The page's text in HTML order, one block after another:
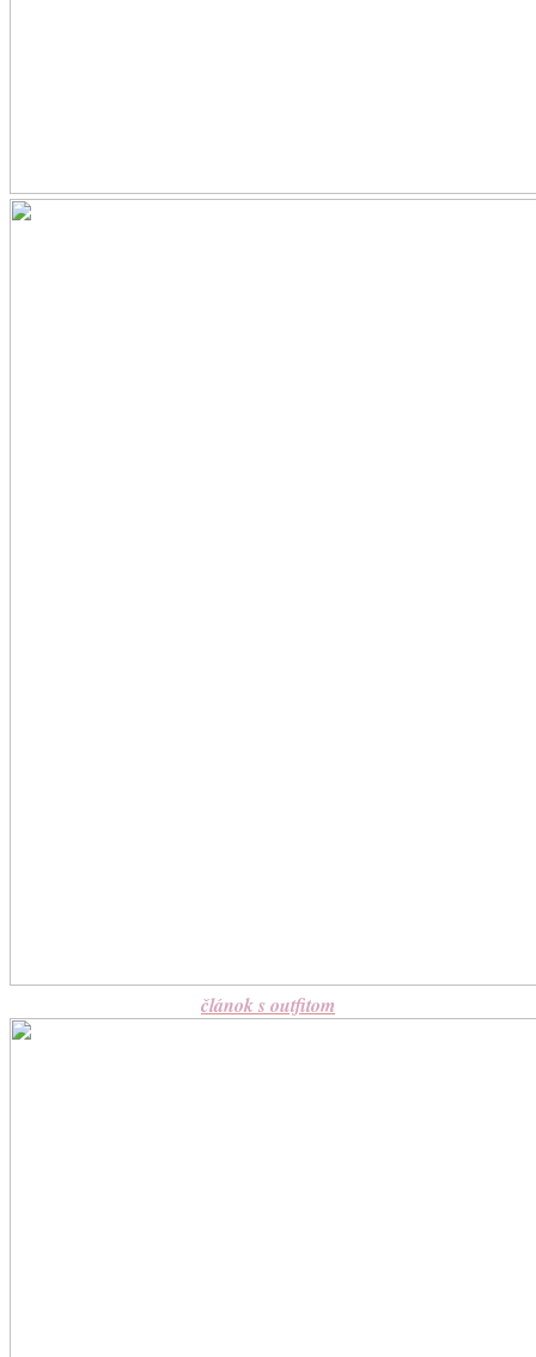
článok s outfitom